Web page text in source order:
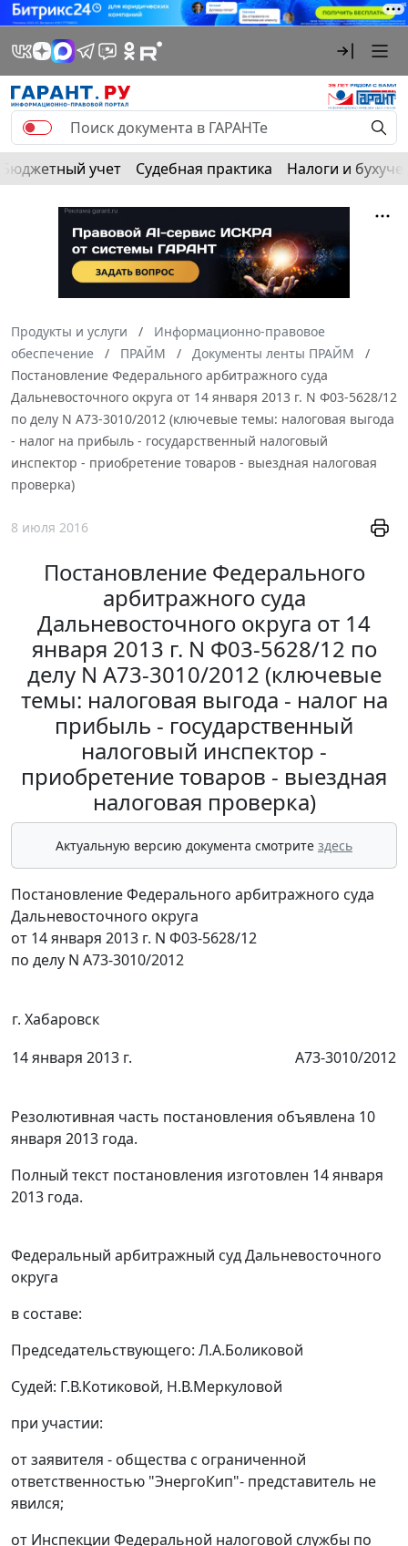
Бюджетный учет Судебная практика Налоги и
Продукты и услуги
Информационно-правовое
обеспечение
ПРАЙМ
Документы ленты ПРАЙМ
Постановление Федерального арбитражного суда
Дальневосточного округа от 14 января 2013 г. N Ф03-5628/12
по делу N А73-3010/2012 (ключевые темы: налоговая выгода
- налог на прибыль - государственный налоговый
инспектор - приобретение товаров - выездная налоговая
проверка)
8 июля 2016
Постановление Федерального
арбитражного суда
Дальневосточного округа от 14
января 2013 г. N Ф03-5628/12 по
делу N А73-3010/2012 (ключевые
темы: налоговая выгода - налог на
прибыль - государственный
налоговый инспектор -
приобретение товаров - выездная
налоговая проверка)
Актуальную версию документа смотрите здесь
Постановление Федерального арбитражного суда
Дальневосточного округа
от 14 января 2013 г. N Ф03-5628/12
по делу N А73-3010/2012
г. Хабаровск
14 января 2013 г.
А73-3010/2012
Резолютивная часть постановления объявлена 10
января 2013 года.
Полный текст постановления изготовлен 14 января
2013 года.
Федеральный арбитражный суд Дальневосточного
округа
в составе:
Председательствующего: Л.А.Боликовой
Судей: Г.В.Котиковой, Н.В.Меркуловой
при участии:
от заявителя - общества с ограниченной
ответственностью "ЭнергоКип"- представитель не
явился;
от Инспекции Федеральной налоговой службы по